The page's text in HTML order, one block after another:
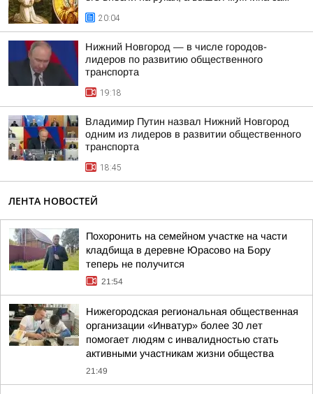
20:04
Нижний Новгород — в числе городов-
лидеров по развитию общественного
транспорта
19:18
Владимир Путин назвал Нижний Новгород
одним из лидеров в развитии общественного
транспорта
18:45
ЛЕНТА НОВОСТЕЙ
Похоронить на семейном участке на части
кладбища в деревне Юрасово на Бору
теперь не получится
21:54
Нижегородская региональная общественная
организации «Инватур» более 30 лет
помогает людям с инвалидностью стать
активными участникам жизни общества
21:49